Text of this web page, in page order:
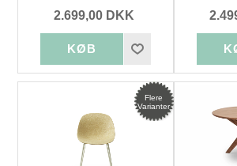
2.699,00 DKK
Flere
Varianter